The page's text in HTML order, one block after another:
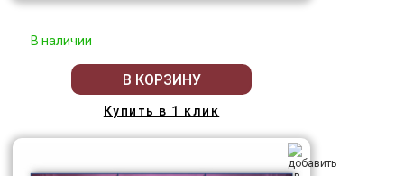
В наличии
В КОРЗИНУ
Купить в 1 клик